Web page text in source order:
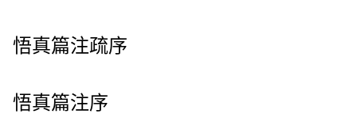
悟真篇注疏序
悟真篇注序